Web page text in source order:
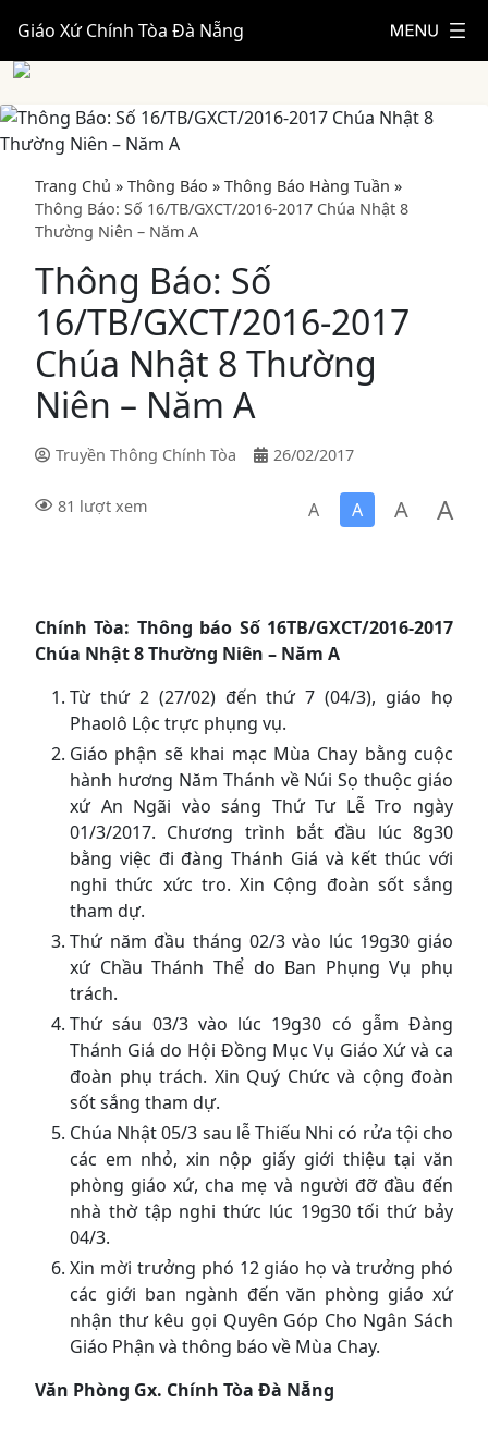
Giáo Xứ Chính Tòa Đà Nẵng
Trang Chủ » Thông Báo » Thông Báo Hàng Tuần »
Thông Báo: Số 16/TB/GXCT/2016-2017 Chúa Nhật 8
Thường Niên – Năm A
Thông Báo: Số
16/TB/GXCT/2016-2017
Chúa Nhật 8 Thường
Niên – Năm A
Truyền Thông Chính Tòa 26/02/2017
81 lượt xem A A A A
Chính Tòa: Thông báo Số 16TB/GXCT/2016-2017
Chúa Nhật 8 Thường Niên – Năm A
Từ thứ 2 (27/02) đến thứ 7 (04/3), giáo họ
Phaolô Lộc trực phụng vụ.
Giáo phận sẽ khai mạc Mùa Chay bằng cuộc
hành hương Năm Thánh về Núi Sọ thuộc giáo
xứ An Ngãi vào sáng Thứ Tư Lễ Tro ngày
01/3/2017. Chương trình bắt đầu lúc 8g30
bằng việc đi đàng Thánh Giá và kết thúc với
nghi thức xức tro. Xin Cộng đoàn sốt sắng
tham dự.
Thứ năm đầu tháng 02/3 vào lúc 19g30 giáo
xứ Chầu Thánh Thể do Ban Phụng Vụ phụ
trách.
Thứ sáu 03/3 vào lúc 19g30 có gẫm Đàng
Thánh Giá do Hội Đồng Mục Vụ Giáo Xứ và ca
đoàn phụ trách. Xin Quý Chức và cộng đoàn
sốt sắng tham dự.
Chúa Nhật 05/3 sau lễ Thiếu Nhi có rửa tội cho
các em nhỏ, xin nộp giấy giới thiệu tại văn
phòng giáo xứ, cha mẹ và người đỡ đầu đến
nhà thờ tập nghi thức lúc 19g30 tối thứ bảy
04/3.
Xin mời trưởng phó 12 giáo họ và trưởng phó
các giới ban ngành đến văn phòng giáo xứ
nhận thư kêu gọi Quyên Góp Cho Ngân Sách
Giáo Phận và thông báo về Mùa Chay.
Văn Phòng Gx. Chính Tòa Đà Nẵng